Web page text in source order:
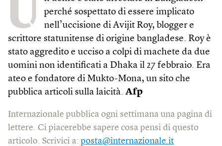
U perché sospettato di essere implicato
nell’uccisione di Avijit Roy, blogger e
scrittore statunitense di origine bangladese. Roy è
stato aggredito e ucciso a colpi di machete da due
uomini non identificati a Dhaka il 27 febbraio. Era
ateo e fondatore di Mukto-Mona, un sito che
pubblica articoli sulla laicità. Afp
Internazionale pubblica ogni settimana una pagina di
lettere. Ci piacerebbe sapere cosa pensi di questo
articolo. Scrivici a: posta@internazionale.it